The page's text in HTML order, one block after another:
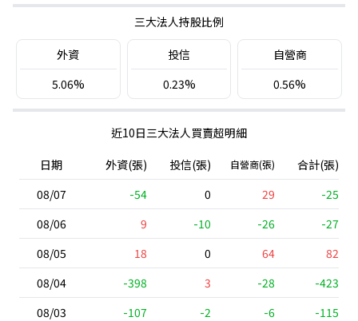
三大法人持股比例
外資
5.06%
投信
0.23%
自營商
0.56%
近10日三大法人買賣超明細
日期
外資(張) 投信(張) 自營商(張)
合計(張)
08/07
-54 0 29
-25
08/06
9 -10 -26
-27
08/05
18 0 64
82
08/04
-398 3 -28
-423
08/03
-107 -2 -6
-115